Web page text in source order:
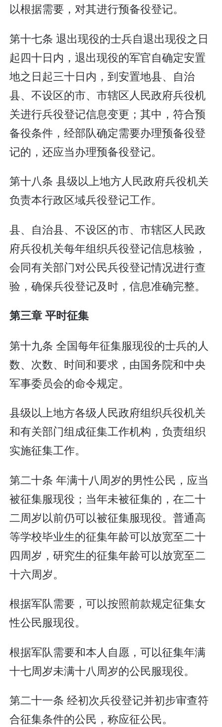
以根据需要，对其进行预备役登记。
第十七条 退出现役的士兵自退出现役之日
起四十日内，退出现役的军官自确定安置
地之日起三十日内，到安置地县、自治
县、不设区的市、市辖区人民政府兵役机
关进行兵役登记信息变更；其中，符合预
备役条件，经部队确定需要办理预备役登
记的，还应当办理预备役登记。
第十八条 县级以上地方人民政府兵役机关
负责本行政区域兵役登记工作。
县、自治县、不设区的市、市辖区人民政
府兵役机关每年组织兵役登记信息核验，
会同有关部门对公民兵役登记情况进行查
验，确保兵役登记及时，信息准确完整。
第三章 平时征集
第十九条 全国每年征集服现役的士兵的人
数、次数、时间和要求，由国务院和中央
军事委员会的命令规定。
县级以上地方各级人民政府组织兵役机关
和有关部门组成征集工作机构，负责组织
实施征集工作。
第二十条 年满十八周岁的男性公民，应当
被征集服现役；当年未被征集的，在二十
二周岁以前仍可以被征集服现役。普通高
等学校毕业生的征集年龄可以放宽至二十
四周岁，研究生的征集年龄可以放宽至二
十六周岁。
根据军队需要，可以按照前款规定征集女
性公民服现役。
根据军队需要和本人自愿，可以征集年满
十七周岁未满十八周岁的公民服现役。
第二十一条 经初次兵役登记并初步审查符
合征集条件的公民，称应征公民。